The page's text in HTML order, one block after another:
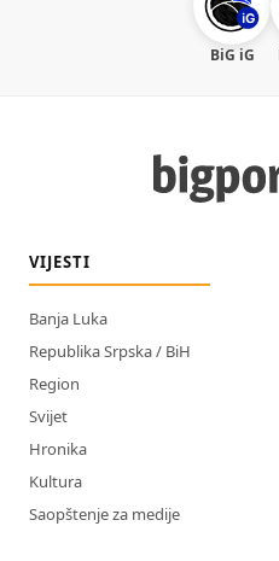
BiG iG
VIJESTI
Banja Luka
Republika Srpska / BiH
Region
Svijet
Hronika
Kultura
Saopštenje za medije